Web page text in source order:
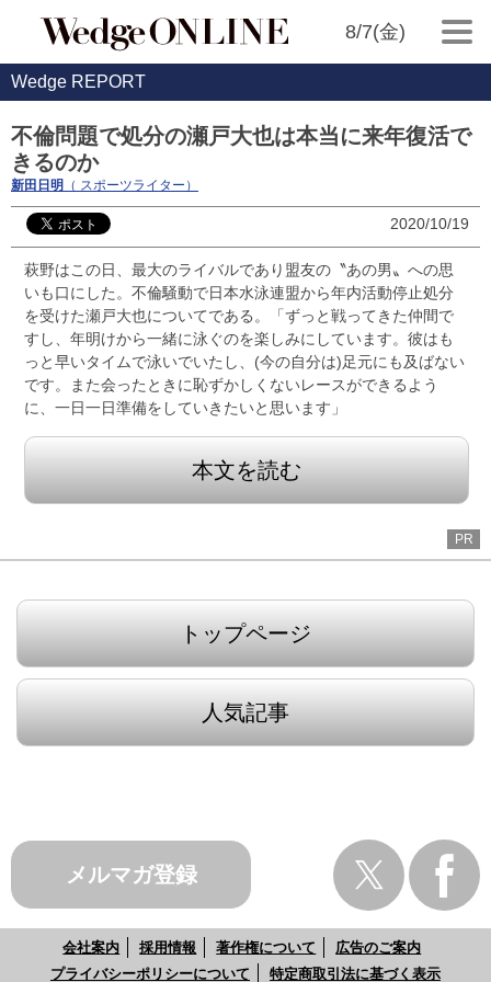
8/7(金)
Wedge REPORT
不倫問題で処分の瀬戸大也は本当に来年復活で
きるのか
新田日明 （ スポーツライター）
2020/10/19
萩野はこの日、最大のライバルであり盟友の〝あの男〟への思
いも口にした。不倫騒動で日本水泳連盟から年内活動停止処分
を受けた瀬戸大也についてである。「ずっと戦ってきた仲間で
すし、年明けから一緒に泳ぐのを楽しみにしています。彼はも
っと早いタイムで泳いでいたし、(今の自分は)足元にも及ばない
です。また会ったときに恥ずかしくないレースができるよう
に、一日一日準備をしていきたいと思います」
本文を読む
PR
トップページ
人気記事
メルマガ登録
会社案内 採用情報 著作権について
広告のご案内
プライバシーポリシーについて
特定商取引法に基づく表示